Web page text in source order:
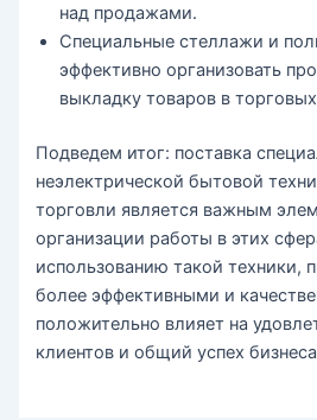
над продажами.
Специальные стеллажи и
эффективно организовать
выкладку товаров в
Подведем итог: поставка
неэлектрической бытовой
торговли является важным
организации работы в этих
использованию такой техники,
более эффективными и
положительно влияет на
клиентов и общий успех